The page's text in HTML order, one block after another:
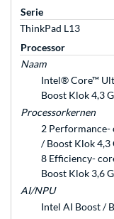
Serie
ThinkPad L13
Processor
Naam
Intel® Core™
Boost Klok 4,3
Processorkernen
2 Performance-
/ Boost Klok 4,3
8 Efficiency-
Boost Klok 3,6
AI/NPU
Intel AI Boost /